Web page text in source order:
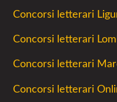
Concorsi letterari
Concorsi letterari
Concorsi letterari
Concorsi letterari